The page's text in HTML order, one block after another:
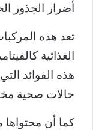
أضرار الجذور
تعد هذه
الغذائية
هذه الفوائد
حالات صحية
كما أن محتواها